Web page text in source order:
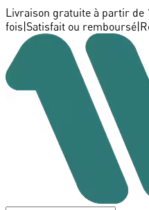
Livraison gratuite à partir de
fois Satisfait ou remboursé